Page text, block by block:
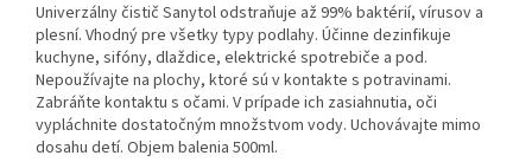
Univerzálny čistič Sanytol odstraňuje až 99% baktérií, vírusov a
plesní. Vhodný pre všetky typy podlahy. Účinne dezinfikuje
kuchyne, sifóny, dlaždice, elektrické spotrebiče a pod.
Nepoužívajte na plochy, ktoré sú v kontakte s potravinami.
Zabráňte kontaktu s očami. V prípade ich zasiahnutia, oči
vypláchnite dostatočným množstvom vody. Uchovávajte mimo
dosahu detí. Objem balenia 500ml.